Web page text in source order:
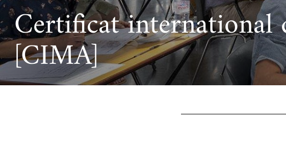
Festivals
Cinéma
Musique
Littérature et poésie
L’heure
Centre de langue et de
Accueillir une
an educational
Le projet de nouveau musée
Les rencontres économiques du monde arabe
Takam Tikou
Les Journées de l'histoire de l'IMA
Certificat international
[CIMA]